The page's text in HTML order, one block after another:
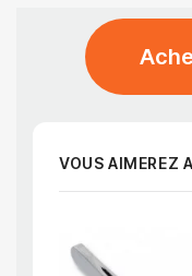
VOUS AIMEREZ